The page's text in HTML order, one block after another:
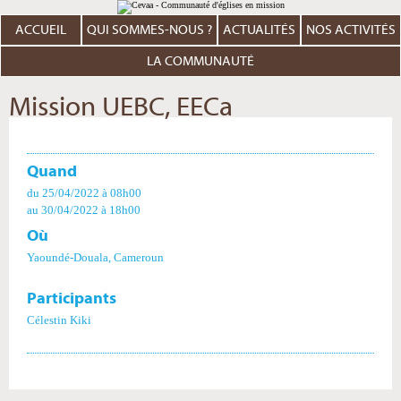
au
contenu.
Aller
personnels
ACCUEIL QUI SOMMES-NOUS ? ACTUALITÉS NOS ACTIVITÉS
LA COMMUNAUTÉ
Mission UEBC, EECa
Quand
du 25/04/2022 à 08h00
au 30/04/2022 à 18h00
Où
Yaoundé-Douala, Cameroun
Participants
Célestin Kiki